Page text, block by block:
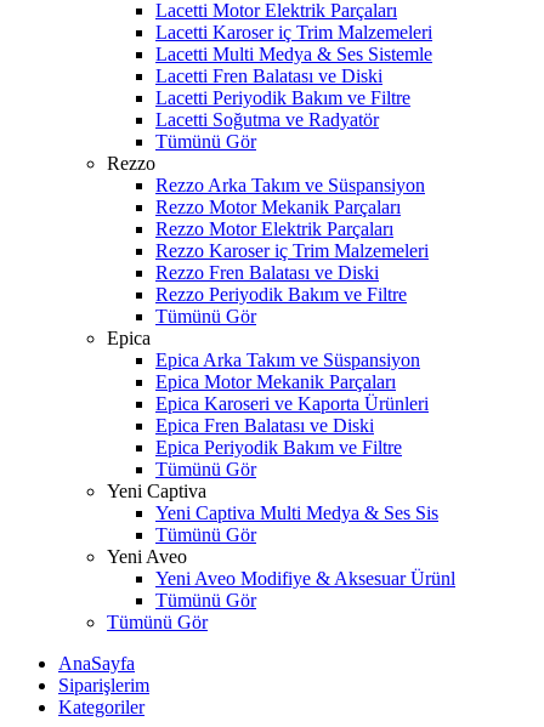
Lacetti Motor Elektrik Parçaları
Lacetti Karoser iç Trim Malzemeleri
Lacetti Multi Medya & Ses Sistemle
Lacetti Fren Balatası ve Diski
Lacetti Periyodik Bakım ve Filtre
Lacetti Soğutma ve Radyatör
Tümünü Gör
Rezzo
Rezzo Arka Takım ve Süspansiyon
Rezzo Motor Mekanik Parçaları
Rezzo Motor Elektrik Parçaları
Rezzo Karoser iç Trim Malzemeleri
Rezzo Fren Balatası ve Diski
Rezzo Periyodik Bakım ve Filtre
Tümünü Gör
Epica
Epica Arka Takım ve Süspansiyon
Epica Motor Mekanik Parçaları
Epica Karoseri ve Kaporta Ürünleri
Epica Fren Balatası ve Diski
Epica Periyodik Bakım ve Filtre
Tümünü Gör
Yeni Captiva
Yeni Captiva Multi Medya & Ses Sis
Tümünü Gör
Yeni Aveo
Yeni Aveo Modifiye & Aksesuar Ürünl
Tümünü Gör
Tümünü Gör
AnaSayfa
Siparişlerim
Kategoriler